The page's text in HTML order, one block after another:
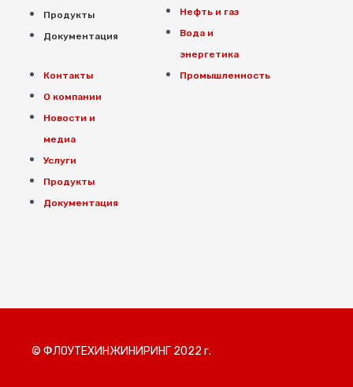
Продукты
Документация
Контакты
О компании
Новости и
медиа
Услуги
Продукты
Документация
Нефть и газ
Вода и
энергетика
Промышленность
© ФЛОУТЕХИНЖИНИРИНГ 2022 г.